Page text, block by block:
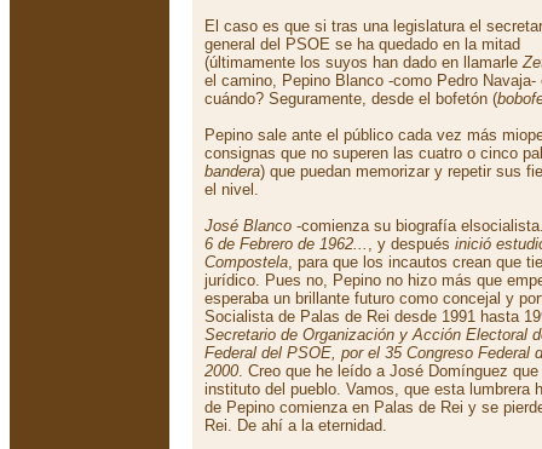
El caso es que si tras una legislatura el
general del PSOE se ha quedado en la mitad
(últimamente los suyos han dado en llamarle
el camino, Pepino Blanco -como Pedro
cuándo? Seguramente, desde el bofetón (
Pepino sale ante el público cada vez más
consignas que no superen las cuatro o cinco
bandera) que puedan memorizar y repetir sus
el nivel.
José Blanco -comienza su biografía
6 de Febrero de 1962... , y después inició
Compostela, para que los incautos crean que
jurídico. Pues no, Pepino no hizo más que
esperaba un brillante futuro como concejal y
Socialista de Palas de Rei desde 1991 hasta
Secretario de Organización y Acción Electoral
Federal del PSOE, por el 35 Congreso Federal
2000. Creo que he leído a José Domínguez
instituto del pueblo. Vamos, que esta lumbrera
de Pepino comienza en Palas de Rei y se
Rei. De ahí a la eternidad.